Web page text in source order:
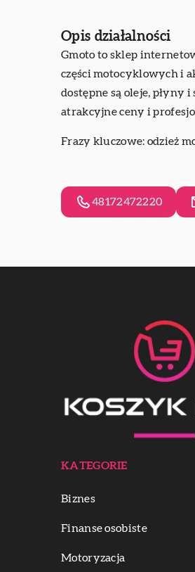
Opis działalności
Gmoto to sklep
części motocyklowych i
dostępne są oleje, płyny
atrakcyjne ceny i
Frazy kluczowe: odzież
48172472220
KATEGORIE
Biznes
Finanse osobiste
Motoryzacja